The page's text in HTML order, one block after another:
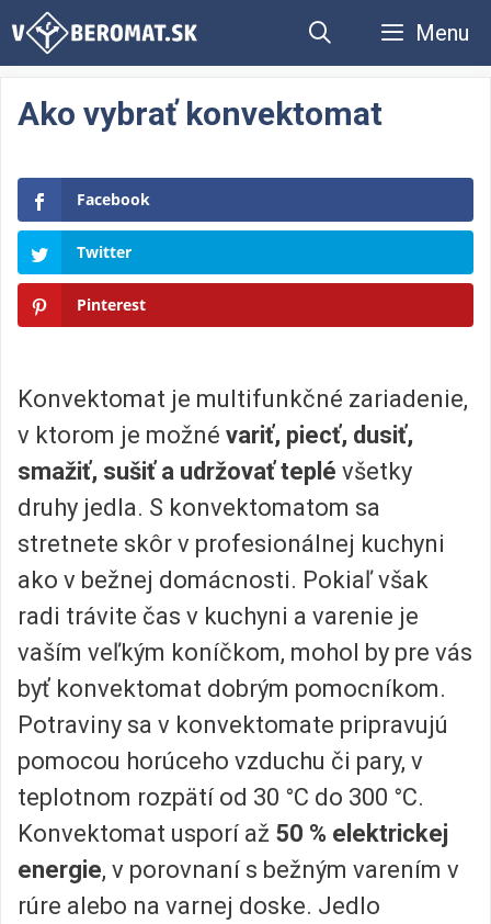
Preskočiť
Menu
Ako vybrať konvektomat
Facebook
Twitter
Pinterest
Konvektomat je multifunkčné zariadenie,
v ktorom je možné variť, piecť, dusiť,
smažiť, sušiť a udržovať teplé všetky
druhy jedla. S konvektomatom sa
stretnete skôr v profesionálnej kuchyni
ako v bežnej domácnosti. Pokiaľ však
radi trávite čas v kuchyni a varenie je
vaším veľkým koníčkom, mohol by pre vás
byť konvektomat dobrým pomocníkom.
Potraviny sa v konvektomate pripravujú
pomocou horúceho vzduchu či pary, v
teplotnom rozpätí od 30 °C do 300 °C.
Konvektomat usporí až 50 % elektrickej
energie, v porovnaní s bežným varením v
rúre alebo na varnej doske. Jedlo